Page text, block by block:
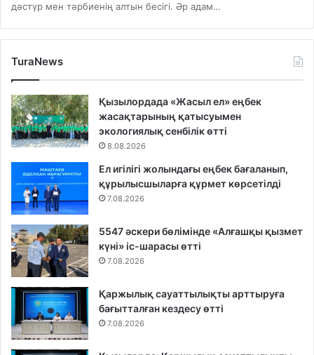
дәстүр мен тәрбиенің алтын бесігі. Әр адам…
TuraNews
Қызылордада «Жасыл ел» еңбек
жасақтарының қатысуымен
экологиялық сенбілік өтті
8.08.2026
Ел игілігі жолындағы еңбек бағаланып,
құрылысшыларға құрмет көрсетілді
7.08.2026
5547 әскери бөлімінде «Алғашқы қызмет
күні» іс-шарасы өтті
7.08.2026
Қаржылық сауаттылықты арттыруға
бағытталған кездесу өтті
7.08.2026